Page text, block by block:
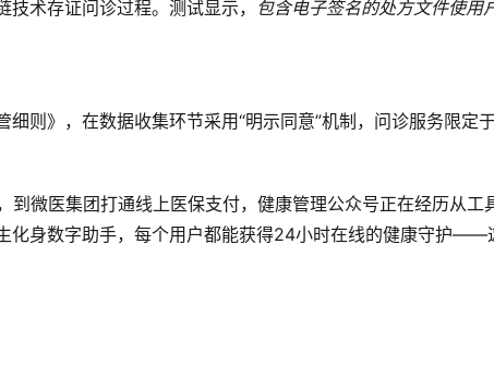
术存证问诊过程。测试显示， 包含电子签名的处方文件使用
则》，在数据收集环节采用“明示同意”机制，问诊服务限定
微医集团打通线上医保支付，健康管理公众号正在经历从工
化身数字助手，每个用户都能获得24小时在线的健康守护——